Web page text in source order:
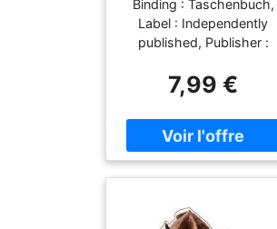
Les Plus Délicieux À
Préparer Soi-Même !
Binding : Taschenbuch,
Label : Independently
published, Publisher :
medium : Taschenbuch,
numberOfPages : 175,
publicationDate : 2022-
01-09, authors : Luc Brun
7,99 €